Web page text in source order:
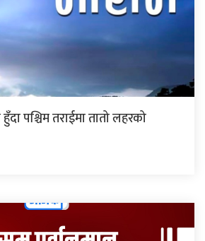
पश्चिम तराईमा तातो लहरको